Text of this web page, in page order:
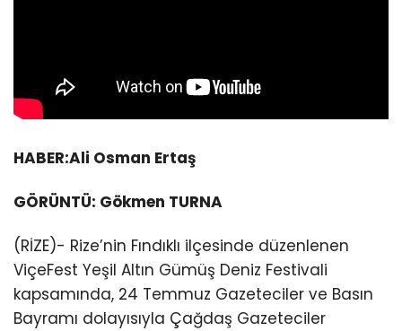
HABER:Ali Osman Ertaş
GÖRÜNTÜ: Gökmen TURNA
(RİZE)- Rize’nin Fındıklı ilçesinde düzenlenen
ViçeFest Yeşil Altın Gümüş Deniz Festivali
kapsamında, 24 Temmuz Gazeteciler ve Basın
Bayramı dolayısıyla Çağdaş Gazeteciler